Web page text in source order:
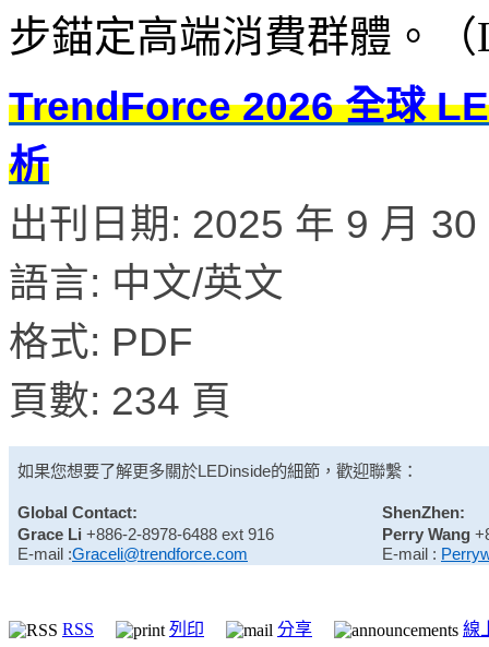
步錨定高端消費群體。（
TrendForce 2026 全球
析
出刊日期: 2025 年 9 月 30
語言: 中文/英文
格式: PDF
頁數: 234 頁
如果您想要了解更多關於LEDinside的細節，歡迎聯繫：
Global Contact:
ShenZhen:
Grace Li +886-2-8978-6488 ext 916
E-mail :Graceli@trendforce.com
Perry Wang
E-mail :
RSS 列印 分享 線